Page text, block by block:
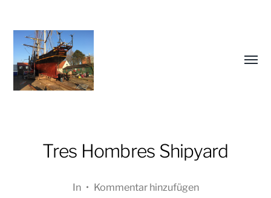
Menü
Tres Hombres Shipyard
In • Kommentar hinzufügen